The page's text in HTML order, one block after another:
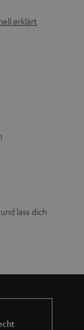
erklärt
lass dich